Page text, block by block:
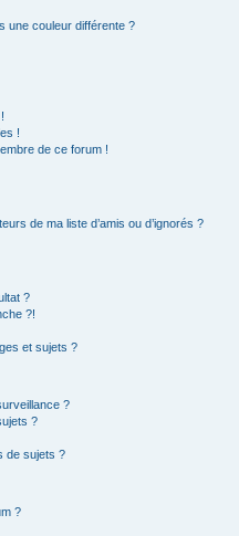
une couleur différente ?
!
de ce forum !
de ma liste d’amis ou d’ignorés ?
?
?!
et sujets ?
?
?
de sujets ?
?